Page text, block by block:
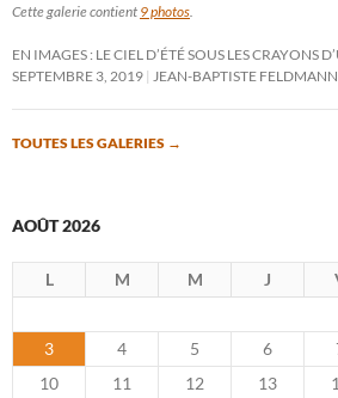
Cette galerie contient 9 photos
EN IMAGES : LE CIEL D’ÉTÉ SOUS LES CRAYONS
SEPTEMBRE 3, 2019
JEAN-BAPTISTE FELDMANN
TOUTES LES GALERIES →
AOÛT 2026
L M M J
3
4 5 6
10
11 12 13